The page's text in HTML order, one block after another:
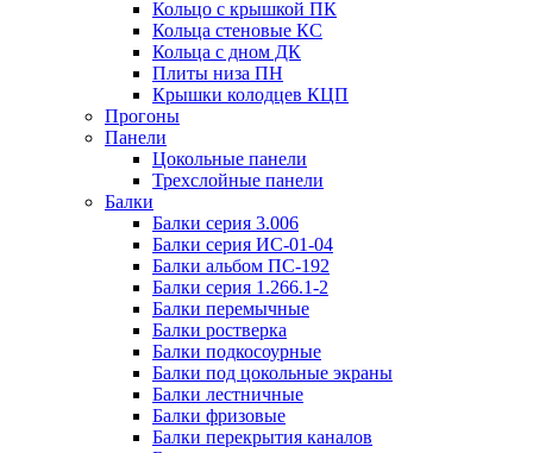
Кольцо с крышкой ПК
Кольца стеновые КС
Кольца с дном ДК
Плиты низа ПН
Крышки колодцев КЦП
Прогоны
Панели
Цокольные панели
Трехслойные панели
Балки
Балки серия 3.006
Балки серия ИС-01-04
Балки альбом ПС-192
Балки серия 1.266.1-2
Балки перемычные
Балки ростверка
Балки подкосоурные
Балки под цокольные экраны
Балки лестничные
Балки фризовые
Балки перекрытия каналов